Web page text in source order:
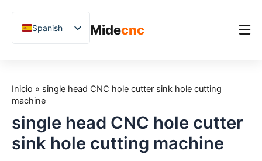
Midecnc
Producto
Aplicaciones
Blog
Spanish
English
Vietnamese
German
French
Arabic
Inicio » single head CNC hole cutter sink hole cutting
machine
single head CNC hole cutter
sink hole cutting machine